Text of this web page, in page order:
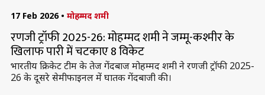
17 Feb 2026 • मोहम्मद शमी
रणजी ट्रॉफी 2025-26: मोहम्मद शमी ने जम्मू-कश्मीर के
खिलाफ पारी में चटकाए 8 विकेट
भारतीय क्रिकेट टीम के तेज गेंदबाज मोहम्मद शमी ने रणजी ट्रॉफी 2025-
26 के दूसरे सेमीफाइनल में घातक गेंदबाजी की।